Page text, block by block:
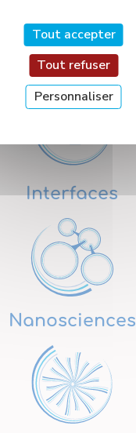
Interactions et
Contrôle Quantiques
Interfaces
Nanosciences
Tout accepter
Tout refuser
Personnaliser